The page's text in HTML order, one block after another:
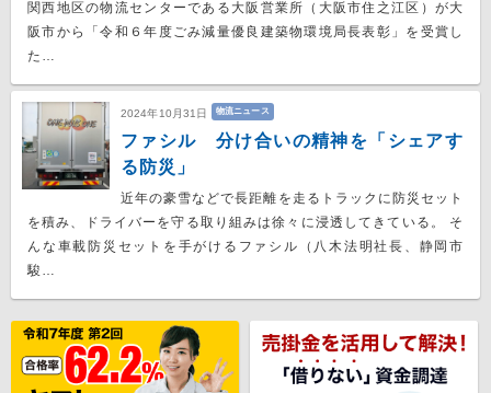
関西地区の物流センターである大阪営業所（大阪市住之江区）が大
阪市から「令和６年度ごみ減量優良建築物環境局長表彰」を受賞し
た…
2024年10月31日 物流ニュース
ファシル 分け合いの精神を「シェアす
る防災」
近年の豪雪などで長距離を走るトラックに防災セット
を積み、ドライバーを守る取り組みは徐々に浸透してきている。 そ
んな車載防災セットを手がけるファシル（八木法明社長、静岡市
駿…